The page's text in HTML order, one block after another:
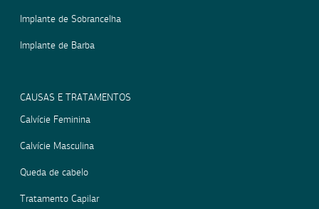
Implante de Sobrancelha
Implante de Barba
CAUSAS E TRATAMENTOS
Calvície Feminina
Calvície Masculina
Queda de cabelo
Tratamento Capilar